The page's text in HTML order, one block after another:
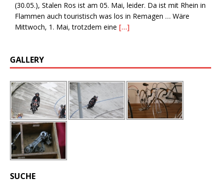
(30.05.), Stalen Ros ist am 05. Mai, leider. Da ist mit Rhein in
Flammen auch touristisch was los in Remagen … Wäre
Mittwoch, 1. Mai, trotzdem eine […]
GALLERY
SUCHE